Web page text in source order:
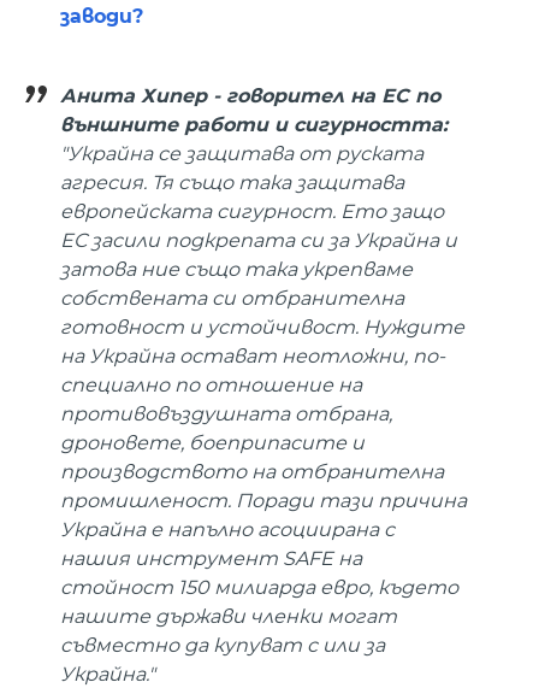
заводи?
Анита Хипер - говорител на ЕС по
външните работи и сигурността:
"Украйна се защитава от руската
агресия. Тя също така защитава
европейската сигурност. Ето защо
ЕС засили подкрепата си за Украйна и
затова ние също така укрепваме
собствената си отбранителна
готовност и устойчивост. Нуждите
на Украйна остават неотложни, по-
специално по отношение на
противовъздушната отбрана,
дроновете, боеприпасите и
производството на отбранителна
промишленост. Поради тази причина
Украйна е напълно асоциирана с
нашия инструмент SAFE на
стойност 150 милиарда евро, където
нашите държави членки могат
съвместно да купуват с или за
Украйна."